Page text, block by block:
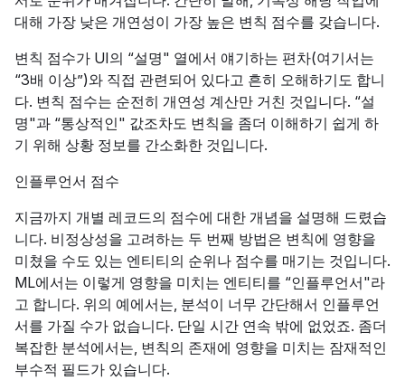
대해 가장 낮은 개연성이 가장 높은 변칙 점수를 갖습니다.
변칙 점수가 UI의 “설명" 열에서 얘기하는 편차(여기서는
“3배 이상”)와 직접 관련되어 있다고 흔히 오해하기도 합니
다. 변칙 점수는 순전히 개연성 계산만 거친 것입니다. “설
명"과 “통상적인" 값조차도 변칙을 좀더 이해하기 쉽게 하
기 위해 상황 정보를 간소화한 것입니다.
인플루언서 점수
지금까지 개별 레코드의 점수에 대한 개념을 설명해 드렸습
니다. 비정상성을 고려하는 두 번째 방법은 변칙에 영향을
미쳤을 수도 있는 엔티티의 순위나 점수를 매기는 것입니다.
ML에서는 이렇게 영향을 미치는 엔티티를 “인플루언서"라
고 합니다. 위의 예에서는, 분석이 너무 간단해서 인플루언
서를 가질 수가 없습니다. 단일 시간 연속 밖에 없었죠. 좀더
복잡한 분석에서는, 변칙의 존재에 영향을 미치는 잠재적인
부수적 필드가 있습니다.